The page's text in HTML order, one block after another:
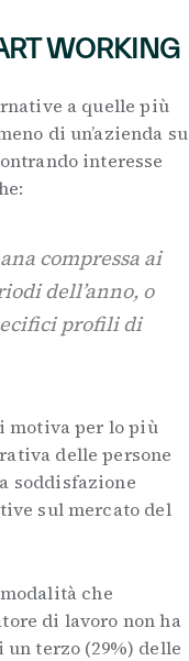
WORKING
a quelle più
di un’azienda su
interesse
compressa ai
dell’anno, o
profili di
motiva per lo più
delle persone
soddisfazione
sul mercato del
che
di lavoro non ha
terzo (29%) delle